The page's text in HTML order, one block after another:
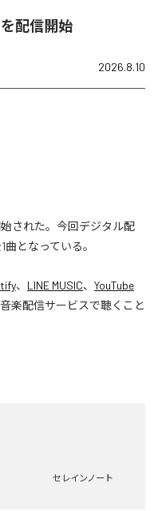
を配信開始
2026.8.10
始された。今回デジタル配
曲となっている。
、 LINE MUSIC、 YouTube
楽配信サービスで聴くこと
セレインノート